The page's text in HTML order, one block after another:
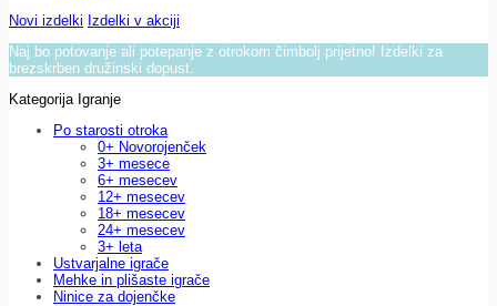
Novi izdelki Izdelki v akciji
Naj bo potovanje ali potepanje z otrokom čimbolj prijetno! Izdelki za
brezskrben družinski dopust.
Kategorija Igranje
Po starosti otroka
0+ Novorojenček
3+ mesece
6+ mesecev
12+ mesecev
18+ mesecev
24+ mesecev
3+ leta
Ustvarjalne igrače
Mehke in plišaste igrače
Ninice za dojenčke